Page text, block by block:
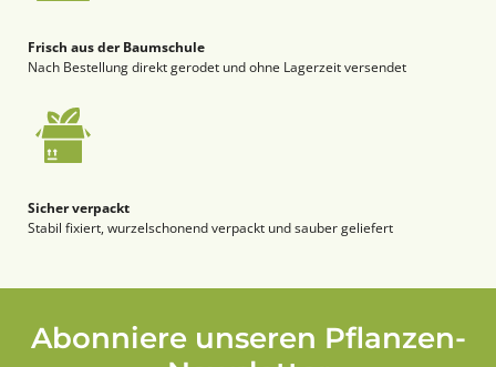
Frisch aus der Baumschule
Nach Bestellung direkt gerodet und ohne Lagerzeit versendet
Sicher verpackt
Stabil fixiert, wurzelschonend verpackt und sauber geliefert
Abonniere unseren Pflanzen-